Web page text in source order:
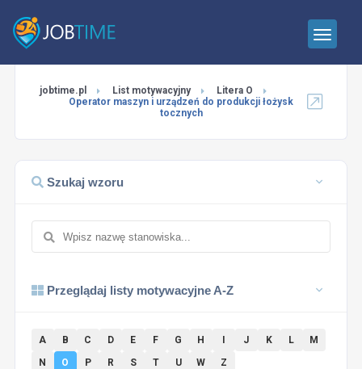
jobtime.pl List motywacyjny
Litera O
Operator maszyn i urządzeń do produkcji łożysk
tocznych
Szukaj wzoru
Przeglądaj listy motywacyjne A-Z
A B C D E F G H J K L
M
N
O P R S T U W Z